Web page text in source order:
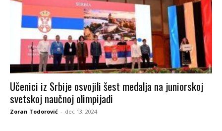
Učenici iz Srbije osvojili šest medalja na juniorskoj
svetskoj naučnoj olimpijadi
Zoran Todorović - dec 13, 2024